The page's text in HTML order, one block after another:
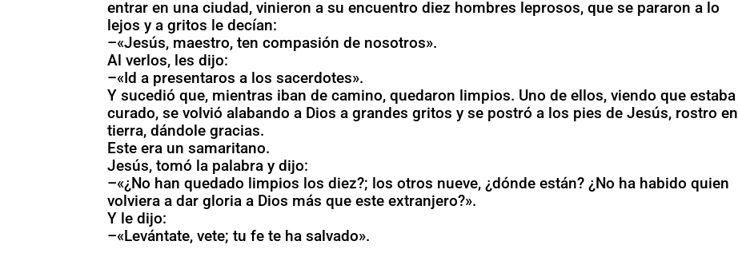
entrar en una ciudad, vinieron a su encuentro diez hombres leprosos, que se pararon a lo
lejos y a gritos le decían:
–«Jesús, maestro, ten compasión de nosotros».
Al verlos, les dijo:
–«Id a presentaros a los sacerdotes».
Y sucedió que, mientras iban de camino, quedaron limpios. Uno de ellos, viendo que estaba
curado, se volvió alabando a Dios a grandes gritos y se postró a los pies de Jesús, rostro en
tierra, dándole gracias.
Este era un samaritano.
Jesús, tomó la palabra y dijo:
–«¿No han quedado limpios los diez?; los otros nueve, ¿dónde están? ¿No ha habido quien
volviera a dar gloria a Dios más que este extranjero?».
Y le dijo:
–«Levántate, vete; tu fe te ha salvado».